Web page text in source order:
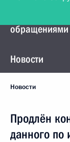
Управление
обращениями
Новости
Новости
Продлён
данного по